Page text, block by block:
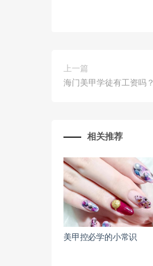
上一篇
海门美甲学徒有工资吗？
相关推荐
美甲控必学的小常识